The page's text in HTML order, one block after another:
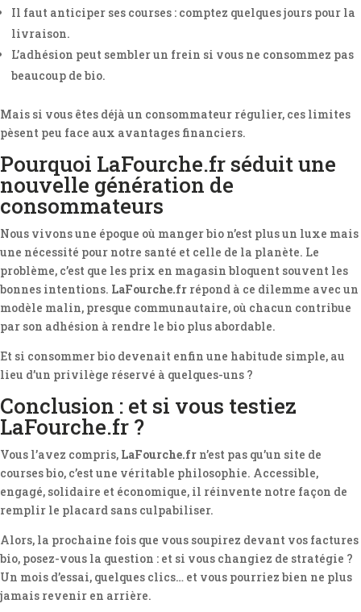
Il faut anticiper ses courses : comptez quelques jours pour la
livraison.
L’adhésion peut sembler un frein si vous ne consommez pas
beaucoup de bio.
Mais si vous êtes déjà un consommateur régulier, ces limites
pèsent peu face aux avantages financiers.
Pourquoi LaFourche.fr séduit une
nouvelle génération de
consommateurs
Nous vivons une époque où manger bio n’est plus un luxe mais
une nécessité pour notre santé et celle de la planète. Le
problème, c’est que les prix en magasin bloquent souvent les
bonnes intentions. LaFourche.fr répond à ce dilemme avec un
modèle malin, presque communautaire, où chacun contribue
par son adhésion à rendre le bio plus abordable.
Et si consommer bio devenait enfin une habitude simple, au
lieu d’un privilège réservé à quelques-uns ?
Conclusion : et si vous testiez
LaFourche.fr ?
Vous l’avez compris, LaFourche.fr n’est pas qu’un site de
courses bio, c’est une véritable philosophie. Accessible,
engagé, solidaire et économique, il réinvente notre façon de
remplir le placard sans culpabiliser.
Alors, la prochaine fois que vous soupirez devant vos factures
bio, posez-vous la question : et si vous changiez de stratégie ?
Un mois d’essai, quelques clics… et vous pourriez bien ne plus
jamais revenir en arrière.